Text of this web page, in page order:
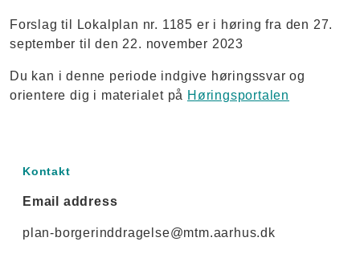
Forslag til Lokalplan nr. 1185 er i høring fra den 27.
september til den 22. november 2023
Du kan i denne periode indgive høringssvar og
orientere dig i materialet på Høringsportalen
Kontakt
Email address
plan-borgerinddragelse@mtm.aarhus.dk